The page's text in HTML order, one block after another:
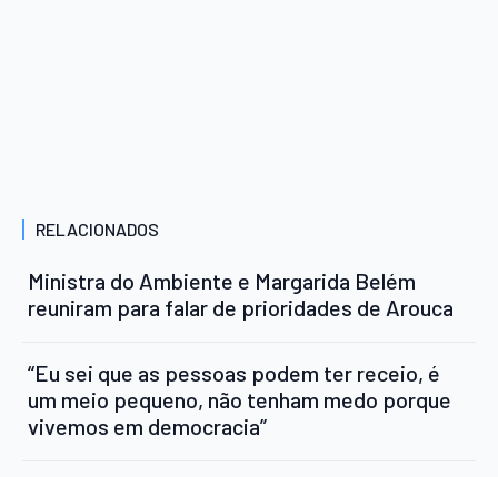
RELACIONADOS
Ministra do Ambiente e Margarida Belém
reuniram para falar de prioridades de Arouca
“Eu sei que as pessoas podem ter receio, é
um meio pequeno, não tenham medo porque
vivemos em democracia”